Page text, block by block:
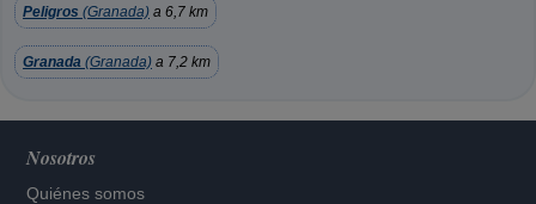
Peligros (Granada) a 6,7 km
Granada (Granada) a 7,2 km
Nosotros
Quiénes somos